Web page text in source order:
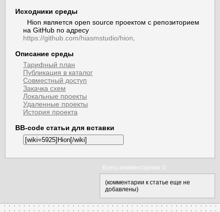
Исходники среды
Hion является open source проектом с репозиторием
на GitHub по адресу
https://github.com/hiasmstudio/hion
Описание среды
Тарифный план
Публикация в каталог
Совместный доступ
Закачка схем
Локальные проекты
Удаленные проекты
История проекта
BB-code статьи для вставки
Всего комментариев: 0
(комментарии к статье еще не
добавлены)